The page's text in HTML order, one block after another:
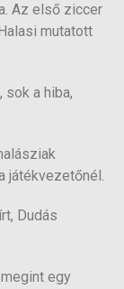
Az első ziccer
mutatott
sok a hiba,
játékvezetőnél.
Dudás
egy